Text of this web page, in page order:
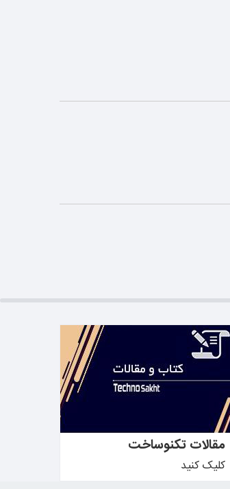
بیشتر بدانید ←
مقالات تکنوساخت
کلیک کنید